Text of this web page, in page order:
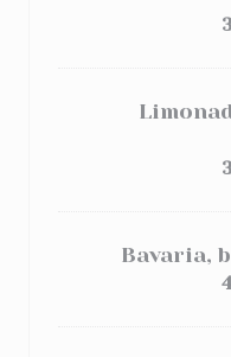
Bavaria,